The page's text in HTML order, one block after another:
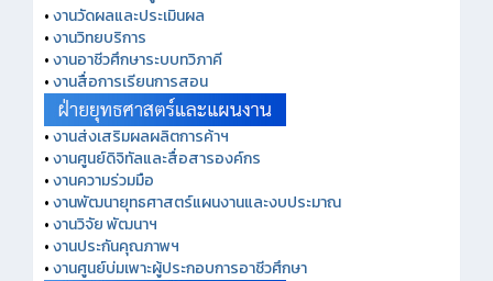
•งานวัดผลและประเมินผล
•งานวิทยบริการ
•งานอาชีวศึกษาระบบทวิภาคี
•งานสื่อการเรียนการสอน
•งานส่งเสริมผลผลิตการค้าฯ
•งานศูนย์ดิจิทัลและสื่อสารองค์กร
•งานความร่วมมือ
•งานพัฒนายุทธศาสตร์แผนงานและงบประมาณ
•งานวิจัย พัฒนาฯ
•งานประกันคุณภาพฯ
•งานศูนย์บ่มเพาะผู้ประกอบการอาชีวศึกษา